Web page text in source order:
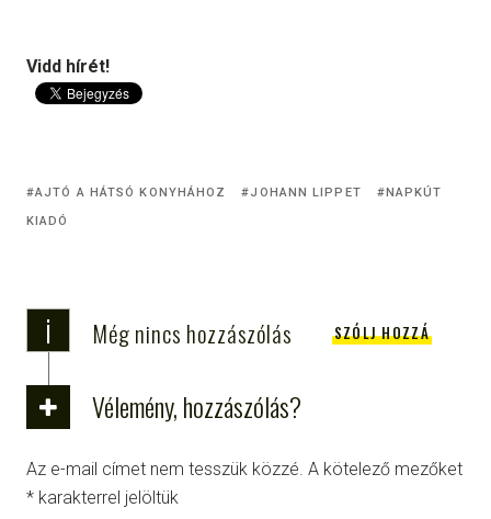
Vidd hírét!
AJTÓ A HÁTSÓ KONYHÁHOZ JOHANN LIPPET
NAPKÚT
KIADÓ
i Még nincs hozzászólás SZÓLJ HOZZÁ
Vélemény, hozzászólás?
Az e-mail címet nem tesszük közzé. A kötelező mezőket
* karakterrel jelöltük